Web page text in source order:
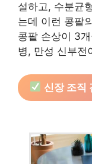
설하고, 수분균
는데 이런 콩팥
콩팥 손상이 3
병, 만성 신부전
신장 조직